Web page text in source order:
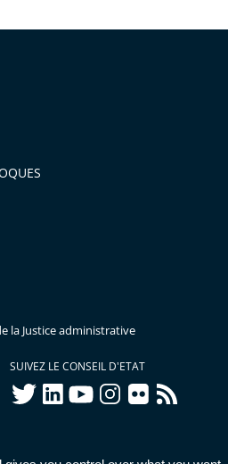
la Justice administrative
SUIVEZ LE CONSEIL D'ETAT
twitterlinkedInyoutubeinstagram
flickr rss